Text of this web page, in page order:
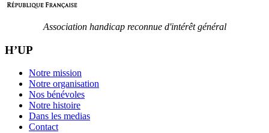
Association handicap reconnue d'intérêt général
H’UP
Notre mission
Notre organisation
Nos bénévoles
Notre histoire
Dans les medias
Contact